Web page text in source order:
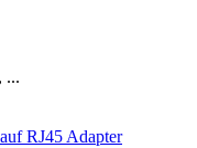
...
RJ45 Adapter